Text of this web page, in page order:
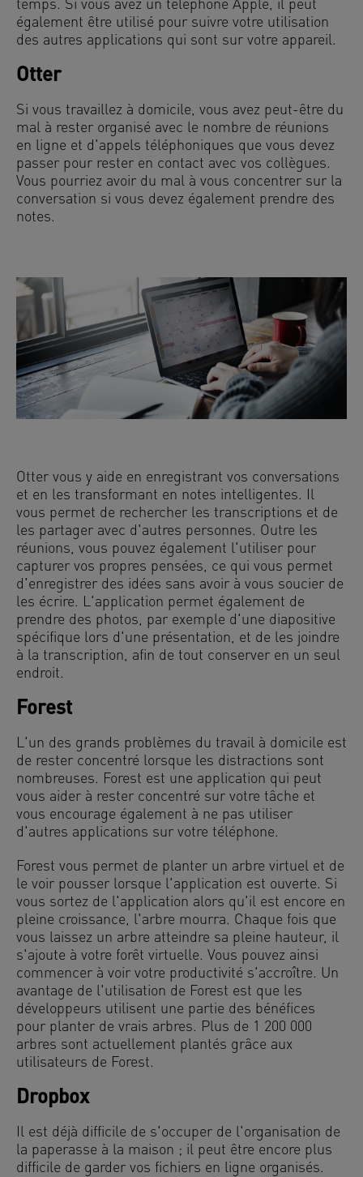
temps. Si vous avez un téléphone Apple, il peut
également être utilisé pour suivre votre utilisation
des autres applications qui sont sur votre appareil.
Otter
Si vous travaillez à domicile, vous avez peut-être du
mal à rester organisé avec le nombre de réunions
en ligne et d'appels téléphoniques que vous devez
passer pour rester en contact avec vos collègues.
Vous pourriez avoir du mal à vous concentrer sur la
conversation si vous devez également prendre des
notes.
Otter vous y aide en enregistrant vos conversations
et en les transformant en notes intelligentes. Il
vous permet de rechercher les transcriptions et de
les partager avec d'autres personnes. Outre les
réunions, vous pouvez également l'utiliser pour
capturer vos propres pensées, ce qui vous permet
d'enregistrer des idées sans avoir à vous soucier de
les écrire. L'application permet également de
prendre des photos, par exemple d'une diapositive
spécifique lors d'une présentation, et de les joindre
à la transcription, afin de tout conserver en un seul
endroit.
Forest
L'un des grands problèmes du travail à domicile est
de rester concentré lorsque les distractions sont
nombreuses. Forest est une application qui peut
vous aider à rester concentré sur votre tâche et
vous encourage également à ne pas utiliser
d'autres applications sur votre téléphone.
Forest vous permet de planter un arbre virtuel et de
le voir pousser lorsque l'application est ouverte. Si
vous sortez de l'application alors qu'il est encore en
pleine croissance, l'arbre mourra. Chaque fois que
vous laissez un arbre atteindre sa pleine hauteur, il
s'ajoute à votre forêt virtuelle. Vous pouvez ainsi
commencer à voir votre productivité s'accroître. Un
avantage de l'utilisation de Forest est que les
développeurs utilisent une partie des bénéfices
pour planter de vrais arbres. Plus de 1 200 000
arbres sont actuellement plantés grâce aux
utilisateurs de Forest.
Dropbox
Il est déjà difficile de s'occuper de l'organisation de
la paperasse à la maison ; il peut être encore plus
difficile de garder vos fichiers en ligne organisés.